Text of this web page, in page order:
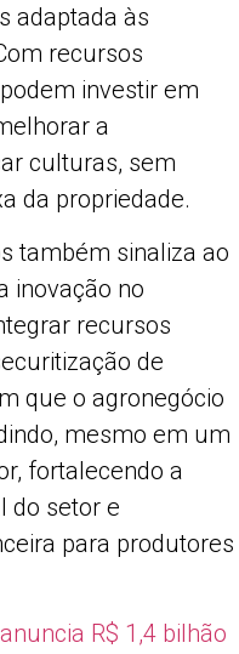
adaptada às
recursos
investir em
a
culturas, sem
da propriedade.
também sinaliza ao
inovação no
recursos
de
que o agronegócio
mesmo em um
fortalecendo a
do setor e
para produtores
R$ 1,4 bilhão